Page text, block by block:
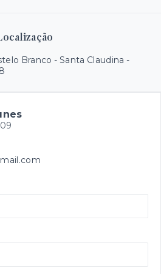
Branco - Santa Claudina -